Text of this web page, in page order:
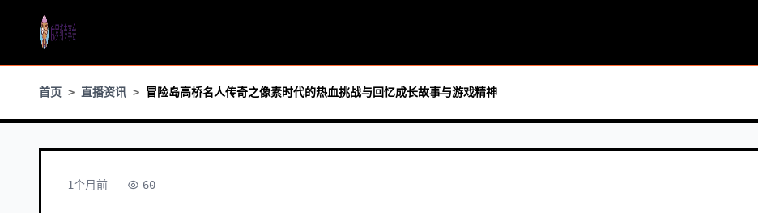
首页 直播资讯 冒险岛高桥名人传奇之像素时代的热血挑战与回忆成长故事与游戏精神
1个月前 60